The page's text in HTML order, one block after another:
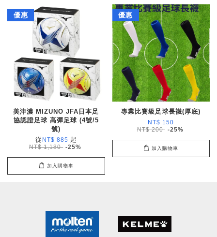
優惠
美津濃 MIZUNO JFA日本足
協認證足球 高彈足球 (4號/5
號)
從 NT$ 885 起
NT$ 1,180 -25%
加入購物車
優惠
專業比賽級足球長襪(厚底)
NT$ 150
NT$ 200 -25%
加入購物車